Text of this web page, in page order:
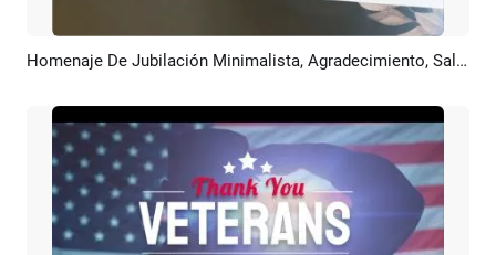
Previsualizar Crear IA Homenaje De Jubilación Minimalista, Agradecimiento, Saludo, Presentación De Fotos